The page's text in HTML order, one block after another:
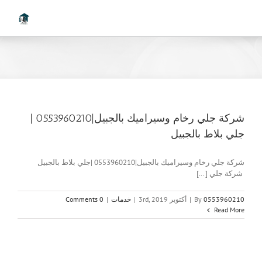
شركة جلي رخام وسيراميك بالجبيل|0553960210 |
جلي بلاط بالجبيل
شركة جلي رخام وسيراميك بالجبيل|0553960210 |جلي بلاط بالجبيل
شركة جلي [...]
By 0553960210
| أكتوبر 3rd, 2019 | خدمات |
0 Comments
Read More